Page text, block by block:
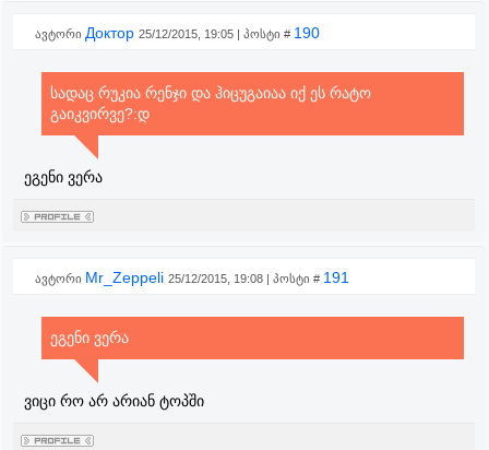
ავტორი Доктор 25/12/2015, 19:05 | პოსტი # 190
სადაც რუკია რენჯი და ჰიცუგაიაა იქ ეს რატო
გაიკვირვე?:დ
ეგენი ვერა
ავტორი Mr_Zeppeli 25/12/2015, 19:08 | პოსტი # 191
ეგენი ვერა
ვიცი რო არ არიან ტოპში